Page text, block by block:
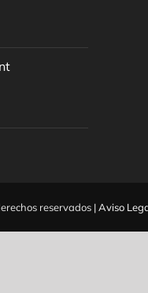
reservados |Aviso